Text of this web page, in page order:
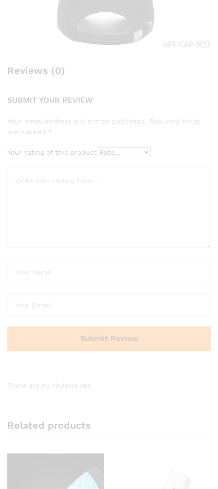
Reviews (0)
SUBMIT YOUR REVIEW
Your email address will not be published.
Required fields
are marked *
Your rating of this product
There are no reviews yet.
Related products